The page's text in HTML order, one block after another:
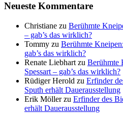
Neueste Kommentare
Christiane zu Berühmte
– gab’s das wirklich?
Tommy zu Berühmte
gab’s das wirklich?
Renate Liebhart zu Berühmte
Spessart – gab’s das wirklich?
Rüdiger Herold zu Erfinder
Sputh erhält Dauerausstellung
Erik Möllerzu Erfinder des
erhält Dauerausstellung